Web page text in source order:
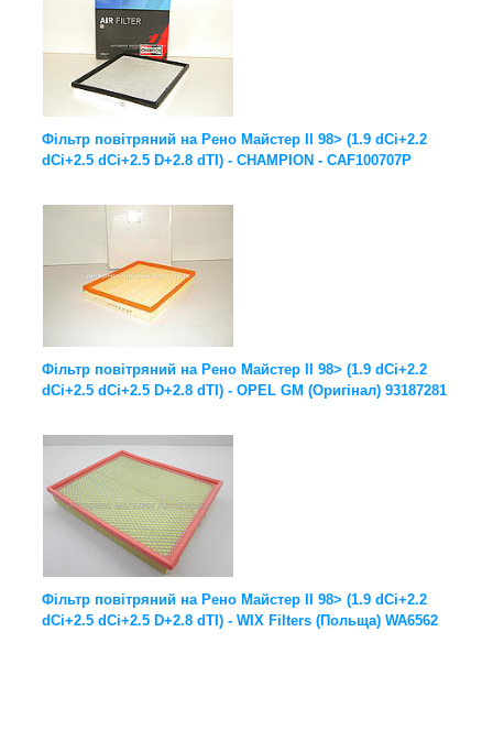
Фільтр повітряний на Рено Майстер II 98> (1.9 dCi+2.2
dCi+2.5 dCi+2.5 D+2.8 dTI) - CHAMPION - CAF100707P
Фільтр повітряний на Рено Майстер II 98> (1.9 dCi+2.2
dCi+2.5 dCi+2.5 D+2.8 dTI) - OPEL GM (Оригінал) 93187281
Фільтр повітряний на Рено Майстер II 98> (1.9 dCi+2.2
dCi+2.5 dCi+2.5 D+2.8 dTI) - WIX Filters (Польща) WA6562